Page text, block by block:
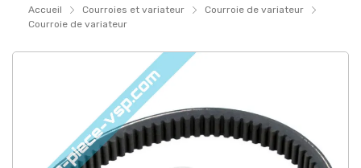
Accueil Courroies et variateur
Courroie de variateur
Courroie de variateur